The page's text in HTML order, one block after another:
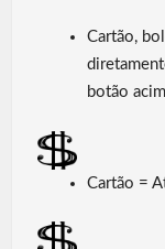
Cartão,
botão
Cartão =